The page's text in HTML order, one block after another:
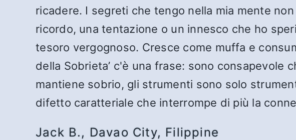
ricadere. I segreti che tengo nella mia mente
ricordo, una tentazione o un innesco che ho
tesoro vergognoso. Cresce come muffa e
della Sobrieta’ c'è una frase: sono consapevole
mantiene sobrio, gli strumenti sono solo
difetto caratteriale che interrompe di più la
Jack B., Davao City, Filippine